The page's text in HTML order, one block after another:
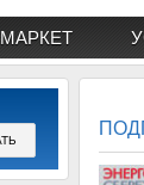
МАРКЕТ